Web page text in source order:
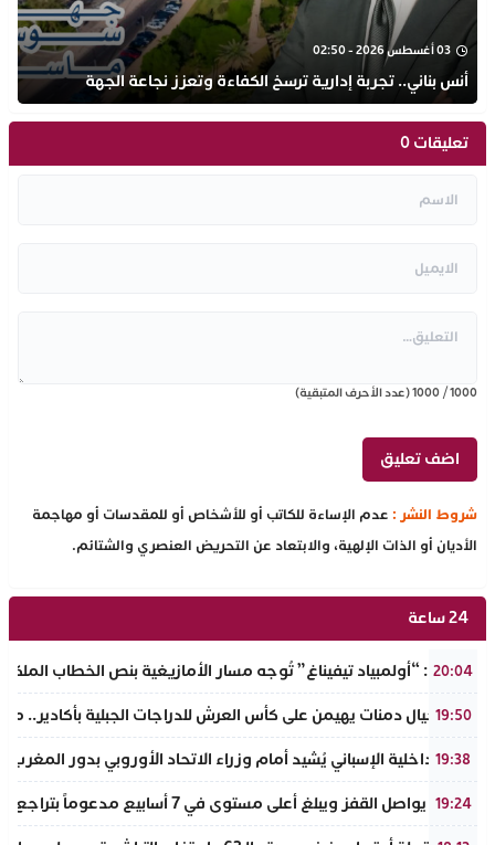
03 أغسطس 2026 - 02:50
أنس بناني.. تجربة إدارية ترسخ الكفاءة وتعزز نجاعة الجهة
تعليقات 0
1000
/
1000(عدد الأحرف المتبقية)
شروط النشر : عدم الإساءة للكاتب أو للأشخاص أو للمقدسات أو مهاجمة
الأديان أو الذات الإلهية، والابتعاد عن التحريض العنصري والشتائم.
24 ساعة
20:04
تفراوت: “أولمبياد تيفيناغ” تُوجه مسار الأمازيغية بنص الخطاب الملكي
19:50
نادي أجيال دمنات يهيمن على كأس العرش للدراجات الجبلية بأكادير..
19:38
وزير الداخلية الإسباني يُشيد أمام وزراء الاتحاد الأوروبي بدور
19:24
الذهب يواصل القفز ويبلغ أعلى مستوى في 7 أسابيع مدعوماً بتراجع الدولار وانخفاض عوائد السندات